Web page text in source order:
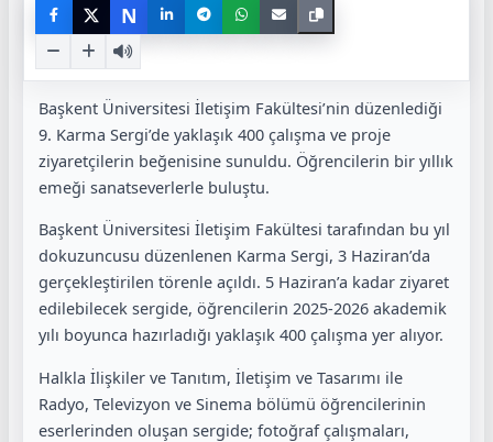
N
Başkent Üniversitesi İletişim Fakültesi’nin düzenlediği
9. Karma Sergi’de yaklaşık 400 çalışma ve proje
ziyaretçilerin beğenisine sunuldu. Öğrencilerin bir yıllık
emeği sanatseverlerle buluştu.
Başkent Üniversitesi İletişim Fakültesi tarafından bu yıl
dokuzuncusu düzenlenen Karma Sergi, 3 Haziran’da
gerçekleştirilen törenle açıldı. 5 Haziran’a kadar ziyaret
edilebilecek sergide, öğrencilerin 2025-2026 akademik
yılı boyunca hazırladığı yaklaşık 400 çalışma yer alıyor.
Halkla İlişkiler ve Tanıtım, İletişim ve Tasarımı ile
Radyo, Televizyon ve Sinema bölümü öğrencilerinin
eserlerinden oluşan sergide; fotoğraf çalışmaları,